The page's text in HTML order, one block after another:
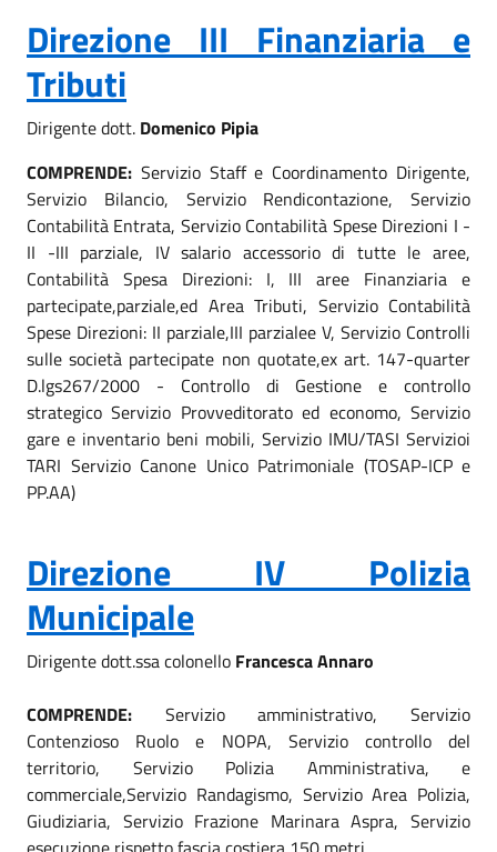
Direzione III Finanziaria e
Tributi
Dirigente dott. Domenico Pipia
COMPRENDE: Servizio Staff e Coordinamento Dirigente,
Servizio Bilancio, Servizio Rendicontazione, Servizio
Contabilità Entrata, Servizio Contabilità Spese Direzioni I -
II -III parziale, IV salario accessorio di tutte le aree,
Contabilità Spesa Direzioni: I, III aree Finanziaria e
partecipate,parziale,ed Area Tributi, Servizio Contabilità
Spese Direzioni: II parziale,III parzialee V, Servizio Controlli
sulle società partecipate non quotate,ex art. 147-quarter
D.lgs267/2000 - Controllo di Gestione e controllo
strategico Servizio Provveditorato ed economo, Servizio
gare e inventario beni mobili, Servizio IMU/TASI Servizioi
TARI Servizio Canone Unico Patrimoniale (TOSAP-ICP e
PP.AA)
Direzione IV Polizia
Municipale
Dirigente dott.ssacolonello Francesca Annaro
COMPRENDE: Servizio amministrativo, Servizio
Contenzioso Ruolo e NOPA, Servizio controllo del
territorio, Servizio Polizia Amministrativa, e
commerciale,Servizio Randagismo, Servizio Area Polizia,
Giudiziaria, Servizio Frazione Marinara Aspra, Servizio